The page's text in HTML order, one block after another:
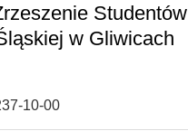
w Gliwicach
10-00